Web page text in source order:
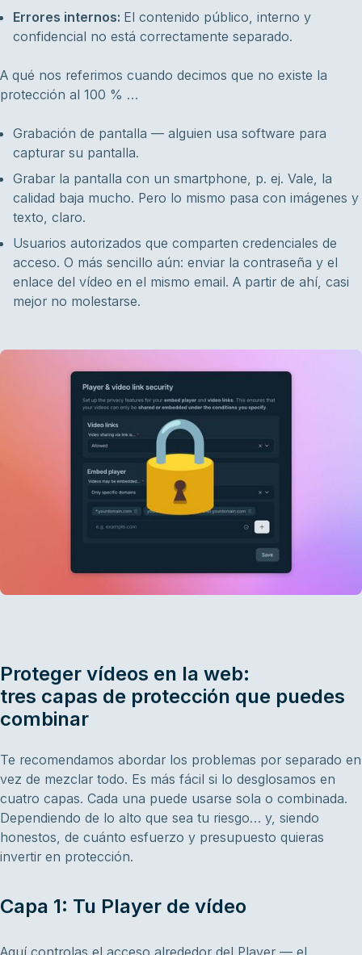
Errores internos: El contenido público, interno y
confidencial no está correctamente separado.
A qué nos referimos cuando decimos que no existe la
protección al 100 % …
Grabación de pantalla — alguien usa software para
capturar su pantalla.
Grabar la pantalla con un smartphone, p. ej. Vale, la
calidad baja mucho. Pero lo mismo pasa con imágenes y
texto, claro.
Usuarios autorizados que comparten credenciales de
acceso. O más sencillo aún: enviar la contraseña y el
enlace del vídeo en el mismo email. A partir de ahí, casi
mejor no molestarse.
Proteger vídeos en la web:
tres capas de protección que puedes
combinar
Te recomendamos abordar los problemas por separado en
vez de mezclar todo. Es más fácil si lo desglosamos en
cuatro capas. Cada una puede usarse sola o combinada.
Dependiendo de lo alto que sea tu riesgo… y, siendo
honestos, de cuánto esfuerzo y presupuesto quieras
invertir en protección.
Capa 1: Tu Player de vídeo
Aquí controlas el acceso alrededor del Player — el